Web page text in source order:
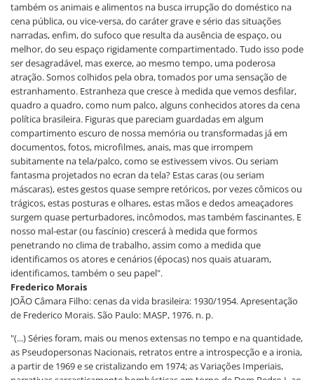
também os animais e alimentos na busca irrupção do doméstico na
cena pública, ou vice-versa, do caráter grave e sério das situações
narradas, enfim, do sufoco que resulta da ausência de espaço, ou
melhor, do seu espaço rigidamente compartimentado. Tudo isso pode
ser desagradável, mas exerce, ao mesmo tempo, uma poderosa
atração. Somos colhidos pela obra, tomados por uma sensação de
estranhamento. Estranheza que cresce à medida que vemos desfilar,
quadro a quadro, como num palco, alguns conhecidos atores da cena
política brasileira. Figuras que pareciam guardadas em algum
compartimento escuro de nossa memória ou transformadas já em
documentos, fotos, microfilmes, anais, mas que irrompem
subitamente na tela/palco, como se estivessem vivos. Ou seriam
fantasma projetados no ecran da tela? Estas caras (ou seriam
máscaras), estes gestos quase sempre retóricos, por vezes cômicos ou
trágicos, estas posturas e olhares, estas mãos e dedos ameaçadores
surgem quase perturbadores, incômodos, mas também fascinantes. E
nosso mal-estar (ou fascínio) crescerá à medida que formos
penetrando no clima de trabalho, assim como a medida que
identificamos os atores e cenários (épocas) nos quais atuaram,
identificamos, também o seu papel".
Frederico Morais
JOÃO Câmara Filho: cenas da vida brasileira: 1930/1954. Apresentação
de Frederico Morais. São Paulo: MASP, 1976. n. p.
"(...) Séries foram, mais ou menos extensas no tempo e na quantidade,
as Pseudopersonas Nacionais, retratos entre a introspecção e a ironia,
a partir de 1969 e se cristalizando em 1974; as Variações Imperiais,